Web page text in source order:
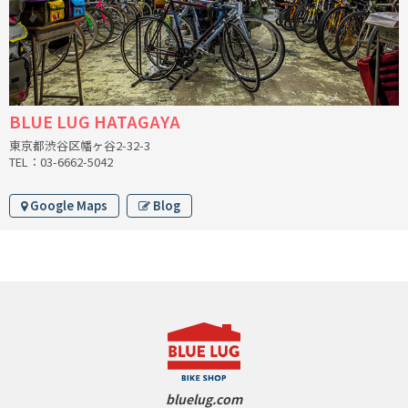
BLUE LUG HATAGAYA
東京都渋谷区幡ヶ谷2-32-3
TEL：03-6662-5042
Google Maps Blog
CINELLI
CINELLI x MASH
ENVE
FALCONER CYCLES
FRANCES CYCLES
ICARUS FRAMES
IGLEHEART
bluelug.com